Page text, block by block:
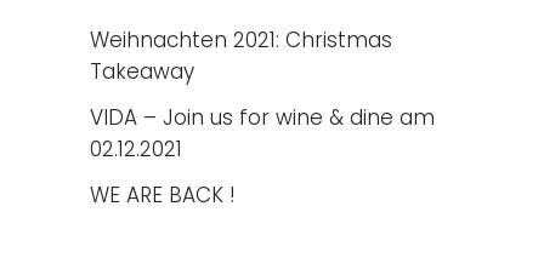
Weihnachten 2021: Christmas
Takeaway
VIDA – Join us for wine & dine am
02.12.2021
WE ARE BACK !